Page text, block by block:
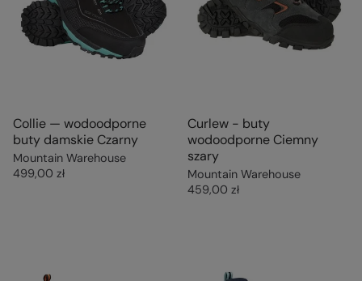
Collie — wodoodporne
buty damskie Czarny
Mountain Warehouse
499,00 zł
Curlew - buty
wodoodporne Ciemny
szary
Mountain Warehouse
459,00 zł